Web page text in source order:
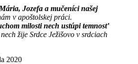
Jozefa a mučeníci našej
v apoštolskej práci.
milosti nech ustúpi temnosť
nech žije Srdce Ježišovo v srdciach
2020